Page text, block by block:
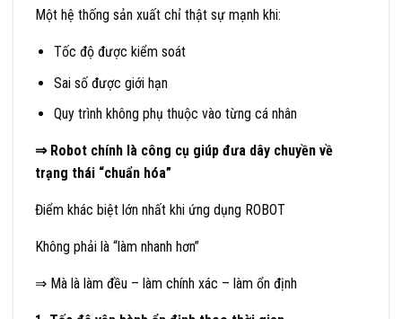
Một hệ thống sản xuất chỉ thật sự mạnh khi:
Tốc độ được kiểm soát
Sai số được giới hạn
Quy trình không phụ thuộc vào từng cá nhân
⇒ Robot chính là công cụ giúp đưa dây chuyền về
trạng thái “chuẩn hóa”
Điểm khác biệt lớn nhất khi ứng dụng ROBOT
Không phải là “làm nhanh hơn”
⇒ Mà là làm đều – làm chính xác – làm ổn định